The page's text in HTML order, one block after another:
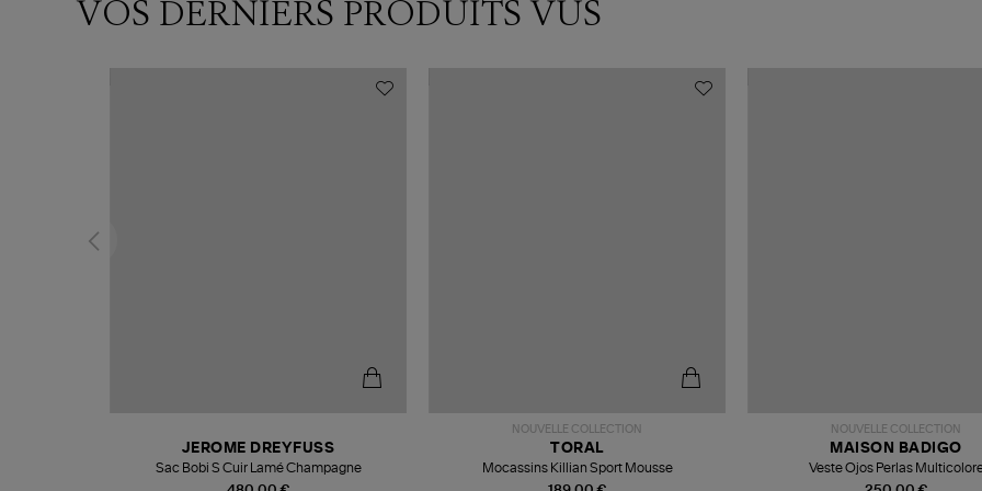
VOS DERNIERS PRODUITS VUS
JEROME DREYFUSS
Sac Bobi S Cuir Lamé Champagne
NOUVELLE COLLECTION
TORAL
Mocassins Killian Sport Mousse
NOUVELLE COLLECTION
MAISON BADIGO
Veste Ojos Perlas